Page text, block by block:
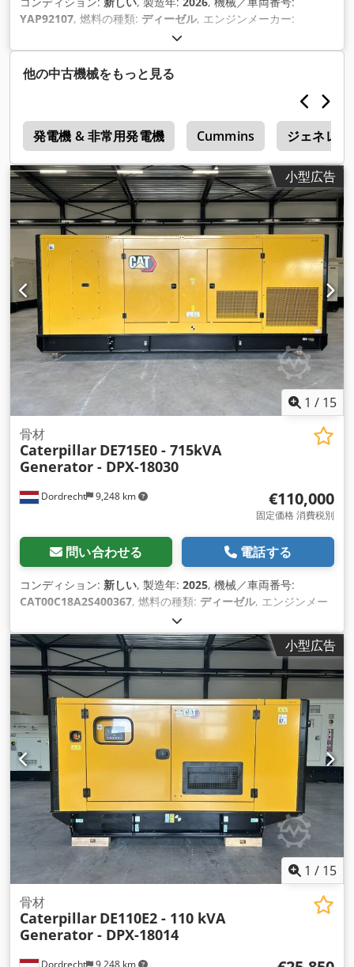
YAP92107, 燃料の種類: ディーゼル, エンジンメーカー:
他の中古機械をもっと見る
発電機 & 非常用発電機 Cummins ジェネレ
小型広告
1 / 15
Dordrecht 9,248 km
骨材
Caterpillar DE715E0 - 715kVA
Generator - DPX-18030
€110,000
固定価格 消費税別
問い合わせる 電話する
コンディション: 新しい, 製造年: 2025, 機械／車両番号:
CAT00C18A2S400367, 燃料の種類: ディーゼル, エンジンメー
小型広告
1 / 15
骨材
Caterpillar DE110E2 - 110 kVA
Generator - DPX-18014